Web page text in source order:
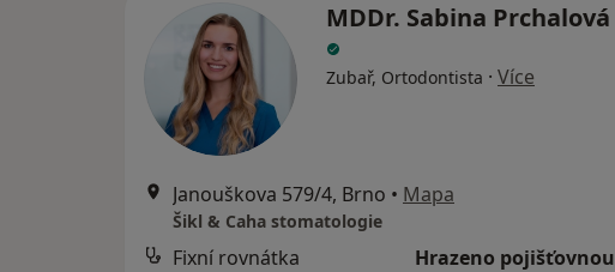
MDDr. Sabina Prchalová
Zubař, Ortodontista · Více
Janouškova 579/4, Brno • Mapa
Šikl & Caha stomatologie
Fixní rovnátka Hrazeno pojišťovnou